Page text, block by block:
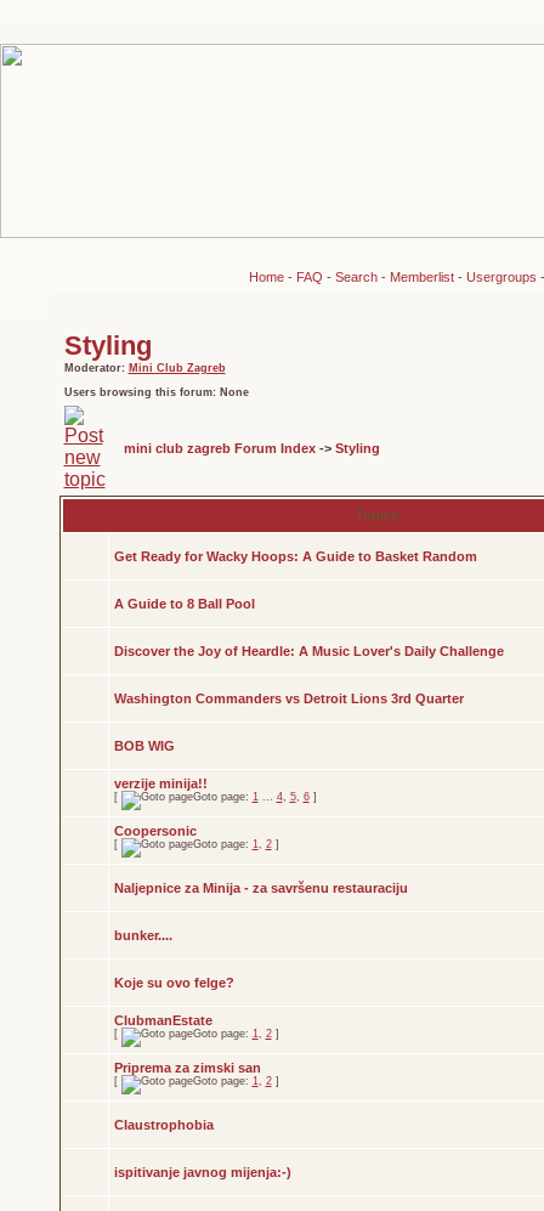
Home- FAQ - Search- Memberlist- Usergroups
Styling
Moderator: Mini Club Zagreb
Users browsing this forum: None
mini club zagreb Forum Index-> Styling
Topics
Get Ready for Wacky Hoops: A Guide to Basket Random
A Guide to 8 Ball Pool
Discover the Joy of Heardle: A Music Lover's Daily Challenge
Washington Commanders vs Detroit Lions 3rd Quarter
BOB WIG
verzije minija!!
[ Goto page: 1... 4, 5, 6]
Coopersonic
[ Goto page: 1, 2]
Naljepnice za Minija - za savršenu restauraciju
bunker....
Koje su ovo felge?
ClubmanEstate
[ Goto page: 1, 2]
Priprema za zimski san
[ Goto page: 1, 2]
Claustrophobia
ispitivanje javnog mijenja:-)